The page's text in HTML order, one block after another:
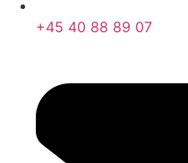
+45 40 88 89 07